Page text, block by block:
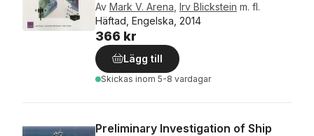
Av Mark V. Arena Irv Blickstein m. fl.
Häftad, Engelska, 2014
366 kr
Lägg till
Skickas inom 5-8 vardagar
Preliminary Investigation of Ship